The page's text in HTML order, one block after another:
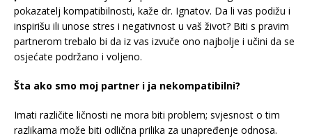
pokazatelj kompatibilnosti, kaže dr. Ignatov. Da li vas podižu i
inspirišu ili unose stres i negativnost u vaš život? Biti s pravim
partnerom trebalo bi da iz vas izvuče ono najbolje i učini da se
osjećate podržano i voljeno.
Šta ako smo moj partner i ja nekompatibilni?
Imati različite ličnosti ne mora biti problem; svjesnost o tim
razlikama može biti odlična prilika za unapređenje odnosa.